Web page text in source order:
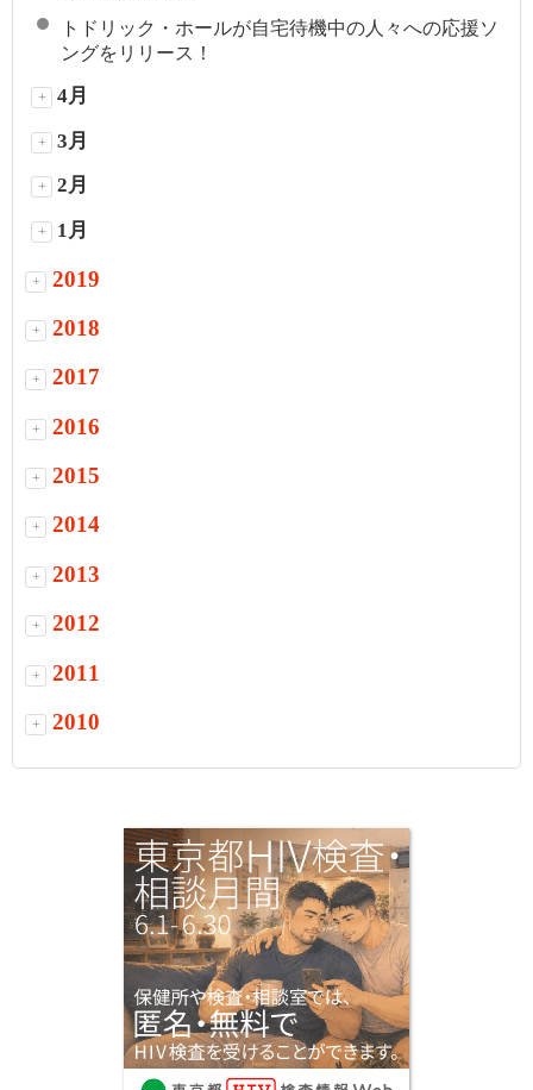
トドリック・ホールが自宅待機中の人々への応援ソ
ングをリリース！
+ 4月
+ 3月
+ 2月
+ 1月
+ 2019
+ 2018
+ 2017
+ 2016
+ 2015
+ 2014
+ 2013
+ 2012
+ 2011
+ 2010